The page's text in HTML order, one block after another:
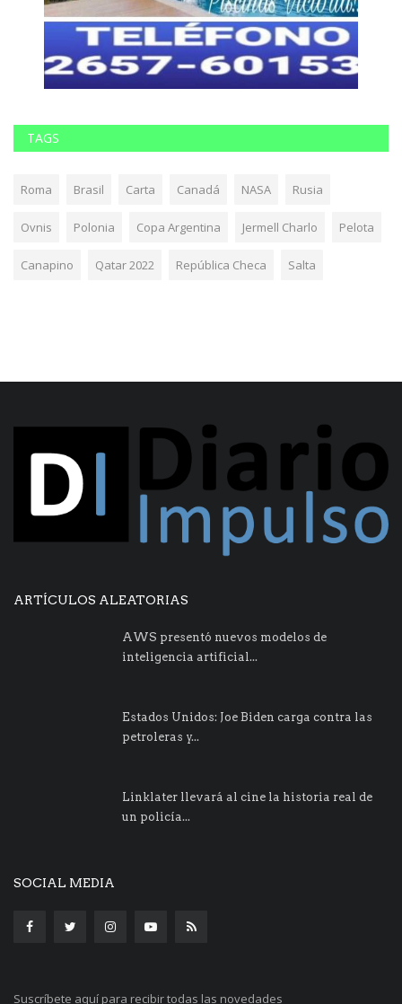
TAGS
Roma Brasil Carta Canadá NASA Rusia
Ovnis Polonia Copa Argentina Jermell Charlo Pelota
Canapino Qatar 2022 República Checa Salta
ARTÍCULOS ALEATORIAS
AWS presentó nuevos modelos de
inteligencia artificial...
Estados Unidos: Joe Biden carga contra las
petroleras y...
Linklater llevará al cine la historia real de
un policía...
SOCIAL MEDIA
Suscríbete aquí para recibir todas las novedades